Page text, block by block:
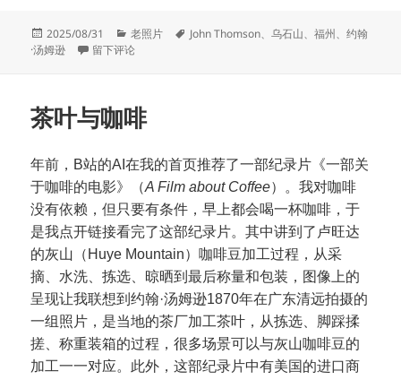
发
布
2025/08/31
分
类
老照片
标
John Thomson、乌石山、福州、约翰
·汤姆逊
于天为斯文留后死，山分片石待先生
留下评论
茶叶与咖啡
年前，B站的AI在我的首页推荐了一部纪录片《一部关
于咖啡的电影》（A Film about Coffee）。我对咖啡
没有依赖，但只要有条件，早上都会喝一杯咖啡，于
是我点开链接看完了这部纪录片。其中讲到了卢旺达
的灰山（Huye Mountain）咖啡豆加工过程，从采
摘、水洗、拣选、晾晒到最后称量和包装，图像上的
呈现让我联想到约翰·汤姆逊1870年在广东清远拍摄的
一组照片，是当地的茶厂加工茶叶，从拣选、脚踩揉
搓、称重装箱的过程，很多场景可以与灰山咖啡豆的
加工一一对应。此外，这部纪录片中有美国的进口商